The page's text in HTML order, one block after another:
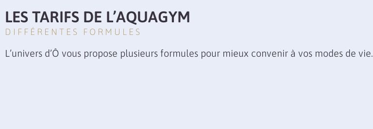
LES TARIFS DE L’AQUAGYM
DIFFÉRENTES FORMULES
L’univers d’Ô vous propose plusieurs formules pour mieux convenir à vos modes de vie.